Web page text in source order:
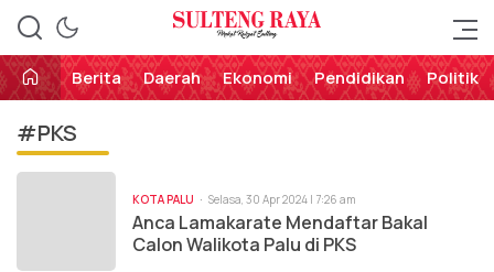
Sulteng Raya
Perekat Rakyat Sulteng
Berita
Daerah Ekonomi Pendidikan Politik
#PKS
KOTA PALU Selasa, 30 Apr 2024 | 7:26 am
Anca Lamakarate Mendaftar Bakal
Calon Walikota Palu di PKS